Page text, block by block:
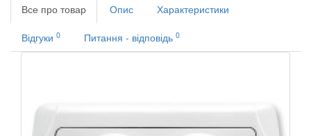
Все про товар Опис Характеристики
Відгуки 0 Питання - відповідь 0